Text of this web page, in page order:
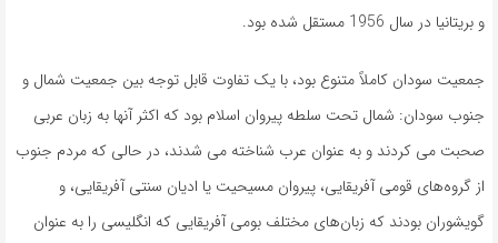
و بریتانیا در سال 1956 مستقل شده بود.
جمعیت سودان کاملاً متنوع بود، با یک تفاوت قابل توجه بین جمعیت شمال و
جنوب سودان: شمال تحت سلطه پیروان اسلام بود که اکثر آنها به زبان عربی
صحبت می کردند و به عنوان عرب شناخته می شدند، در حالی که مردم جنوب
از گروه‌های قومی آفریقایی، پیروان مسیحیت یا ادیان سنتی آفریقایی، و
گویشوران بودند که زبان‌های مختلف بومی آفریقایی که انگلیسی را به عنوان